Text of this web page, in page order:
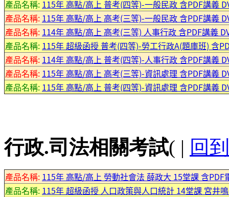
產品名稱: 115年 高點/高上 普考(四等)-一般民政 含PDF講義
產品名稱: 115年 高點/高上 高考(三等)-一般民政 含PDF講義
產品名稱: 114年 高點/高上 高考(三等) 人事行政 含PDF講義
產品名稱: 115年 超級函授 普考(四等)-勞工行政A(題庫班) 含
產品名稱: 114年 高點/高上 普考(四等)-人事行政 含PDF講義
產品名稱: 115年 高點/高上 高考(三等)-資訊處理 含PDF講義
產品名稱: 115年 高點/高上 普考(四等)-資訊處理 含PDF講義
行政.司法相關考試( | 回
產品名稱: 115年 高點/高上 勞動社會法 薛政大 15堂課 含
產品名稱: 115年 超級函授 人口政策與人口統計 14堂課 宮井